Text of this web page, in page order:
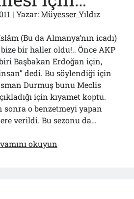
| Yazar:Müyesser Yıldız
(Bu da Almanya’nın icadı)
bir haller oldu!.. Önce AKP
Başbakan Erdoğan için,
dedi. Bu söylendiği için
Durmuş bunu Meclis
için kıyamet koptu.
o benzetmeyi yapan
verildi. Bu sezonu da…
okuyun